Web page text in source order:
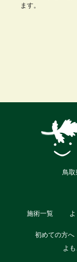
ます。
鳥
施術一覧
初めての方へ
よ